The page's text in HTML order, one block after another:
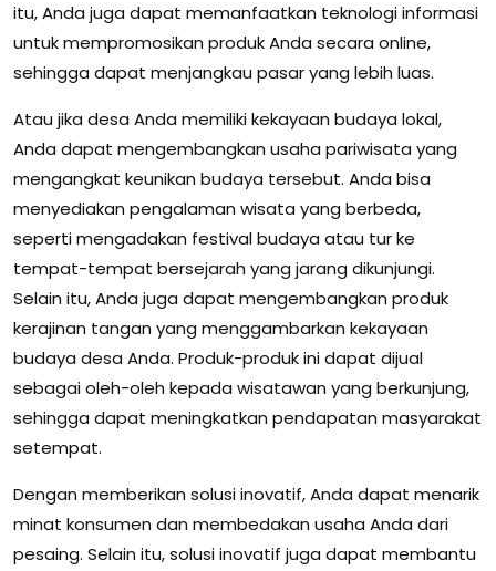
itu, Anda juga dapat memanfaatkan teknologi informasi
untuk mempromosikan produk Anda secara online,
sehingga dapat menjangkau pasar yang lebih luas.
Atau jika desa Anda memiliki kekayaan budaya lokal,
Anda dapat mengembangkan usaha pariwisata yang
mengangkat keunikan budaya tersebut. Anda bisa
menyediakan pengalaman wisata yang berbeda,
seperti mengadakan festival budaya atau tur ke
tempat-tempat bersejarah yang jarang dikunjungi.
Selain itu, Anda juga dapat mengembangkan produk
kerajinan tangan yang menggambarkan kekayaan
budaya desa Anda. Produk-produk ini dapat dijual
sebagai oleh-oleh kepada wisatawan yang berkunjung,
sehingga dapat meningkatkan pendapatan masyarakat
setempat.
Dengan memberikan solusi inovatif, Anda dapat menarik
minat konsumen dan membedakan usaha Anda dari
pesaing. Selain itu, solusi inovatif juga dapat membantu